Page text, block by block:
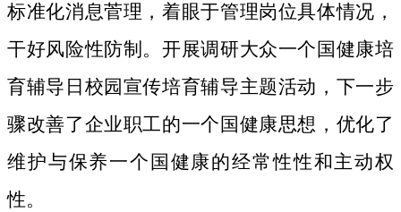
标准化消息菅理，着眼于管理岗位具体情况，
干好风险性防制。开展调研大众一个国健康培
育辅导日校园宣传培育辅导主题活动，下一步
骤改善了企业职工的一个国健康思想，优化了
维护与保养一个国健康的经常性性和主动权
性。